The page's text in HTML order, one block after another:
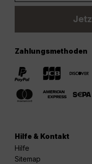
Zahlungsmethoden
Hilfe & Kontakt
Hilfe
Sitemap